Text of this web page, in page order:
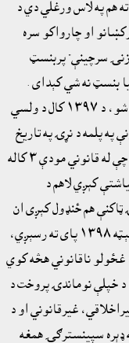
هم په لاس ورغلي دي د
او چارواکو سره
سرچينې" پربنسټ
بنسټ نه شي کېداى .
حکومت د ولسواکي په پياوړتيا کې هم ناکام پاته شو، د ١٣٩٧ کال د ولسي
په پلمه د نړۍ په تاريخ
کې تر ټولو له درغليو ډکې او جنجالي ټاکنې وې، چې له قانوني مودې ٣ کاله
تر سره شوې او دادى پايلې يې نږدې ٩ مياشتې کېږي لاهم د
هم ځنډول کېږی ان
تر دې چې د حکومت کاري موده د غبرګولي په ١ نېټه ١٣٩٨ پاى ته رسېږي،
ناقانوني هڅه کوي
خپلې نوماندۍ پروخت د
غيرقانوني او د
ډېره سپينسترګۍ همغه